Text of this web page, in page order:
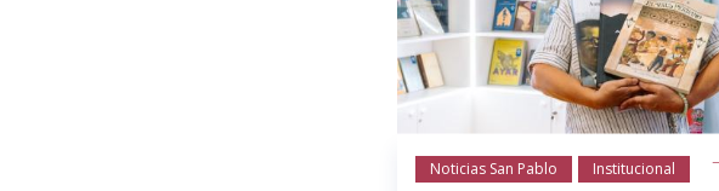
Noticias San Pablo
Institucional